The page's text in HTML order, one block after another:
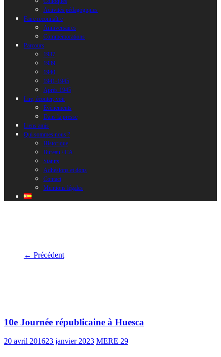
Activités pédagogiques
Faire reconnaître
Anniversaires
Commémorations
Parcours
1937
1939
1940
1941-1945
Après 1945
Lire, écouter, voir
Évènements
Dans la presse
Liens amis
Qui sommes nous ?
Historique
Bureau / CA
Statuts
Adhésions et dons
Contact
Mentions légales
← Précédent
10e Journée républicaine à Huesca
20 avril 201623 janvier 2023 MERE 29